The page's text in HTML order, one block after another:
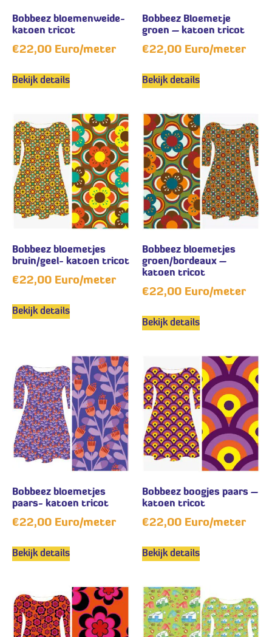
Bobbeez bloemenweide-
katoen tricot
€22,00 Euro/meter
Bekijk details
Bobbeez Bloemetje
groen – katoen tricot
€22,00 Euro/meter
Bekijk details
Bobbeez bloemetjes
bruin/geel- katoen tricot
€22,00 Euro/meter
Bekijk details
Bobbeez bloemetjes
groen/bordeaux –
katoen tricot
€22,00 Euro/meter
Bekijk details
Bobbeez bloemetjes
paars- katoen tricot
€22,00 Euro/meter
Bekijk details
Bobbeez boogjes paars –
katoen tricot
€22,00 Euro/meter
Bekijk details